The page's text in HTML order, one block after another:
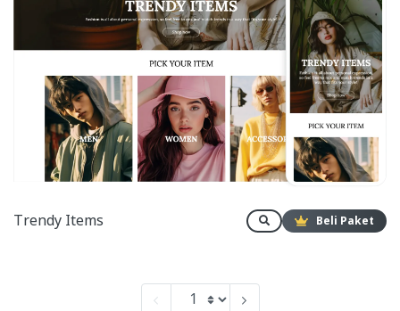
Trendy Items Beli Paket